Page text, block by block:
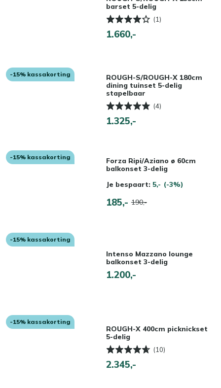
barset 5-delig
(1)
1.660,-
-15% kassakorting
ROUGH-S/ROUGH-X 180cm
dining tuinset 5-delig
stapelbaar
(4)
1.325,-
-15% kassakorting
Forza Ripi/Aziano ø 60cm
balkonset 3-delig
Je bespaart: 5,- (-3%)
185,- 190,-
-15% kassakorting
Intenso Mazzano lounge
balkonset 3-delig
1.200,-
-15% kassakorting
ROUGH-X 400cm picknickset
5-delig
(10)
2.345,-